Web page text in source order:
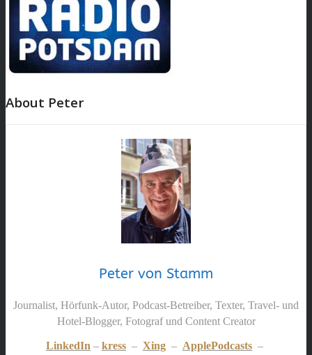
About Peter
Peter von Stamm
Journalist, Hörfunk-Autor, Podcast-Betreiber, Texter, Travel- und
Hotel-Blogger, Fotograf und Content Creator
LinkedIn – kress – Xing – ApplePodcasts –